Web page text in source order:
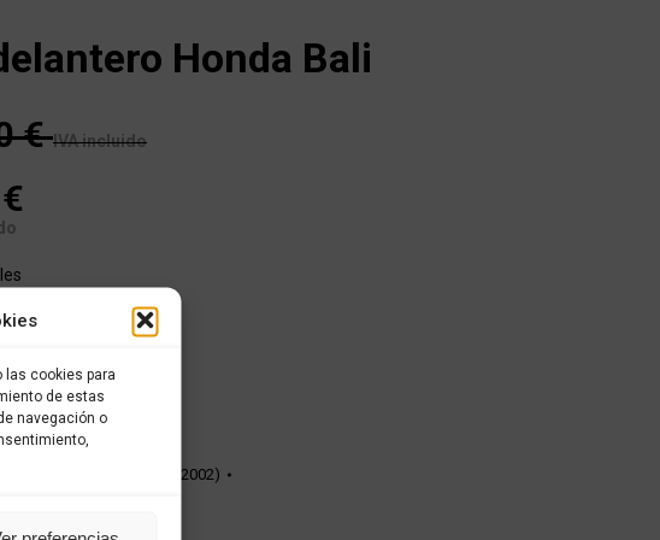
cookies para
de estas
navegación o
Honda Bali
€ IVA incluido
€
en buen estado
HONDA BALI 100cc (1996-2002)